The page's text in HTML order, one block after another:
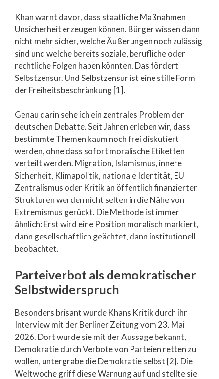
Khan warnt davor, dass staatliche Maßnahmen
Unsicherheit erzeugen können. Bürger wissen dann
nicht mehr sicher, welche Äußerungen noch zulässig
sind und welche bereits soziale, berufliche oder
rechtliche Folgen haben könnten. Das fördert
Selbstzensur. Und Selbstzensur ist eine stille Form
der Freiheitsbeschränkung [1].
Genau darin sehe ich ein zentrales Problem der
deutschen Debatte. Seit Jahren erleben wir, dass
bestimmte Themen kaum noch frei diskutiert
werden, ohne dass sofort moralische Etiketten
verteilt werden. Migration, Islamismus, innere
Sicherheit, Klimapolitik, nationale Identität, EU
Zentralismus oder Kritik an öffentlich finanzierten
Strukturen werden nicht selten in die Nähe von
Extremismus gerückt. Die Methode ist immer
ähnlich: Erst wird eine Position moralisch markiert,
dann gesellschaftlich geächtet, dann institutionell
beobachtet.
Parteiverbot als demokratischer
Selbstwiderspruch
Besonders brisant wurde Khans Kritik durch ihr
Interview mit der Berliner Zeitung vom 23. Mai
2026. Dort wurde sie mit der Aussage bekannt,
Demokratie durch Verbote von Parteien retten zu
wollen, untergrabe die Demokratie selbst [2]. Die
Weltwoche griff diese Warnung auf und stellte sie